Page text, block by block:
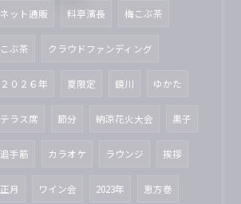
ネット通販 料亭濱長 梅こぶ茶
こぶ茶 クラウドファンディング
２０２６年 夏限定 鏡川 ゆかた
テラス席 節分 納涼花火大会 黒子
追手筋 カラオケ ラウンジ 挨拶
正月 ワイン会 2023年 恵方巻